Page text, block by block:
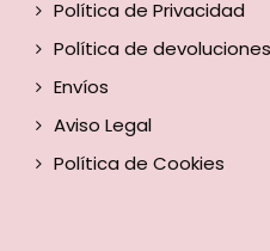
Política de Privacidad
Política de
Envíos
Aviso Legal
Política de Cookies